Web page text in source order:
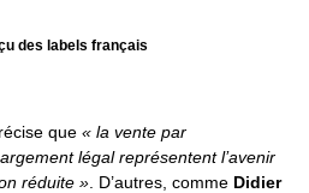
des labels français
que « la vente par
légal représentent l’avenir
réduite » . D’autres, comme Didier